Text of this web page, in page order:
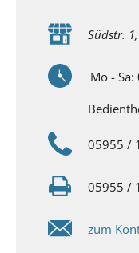
Südstr.
Mo - Sa:
05955 /
05955 /
zum